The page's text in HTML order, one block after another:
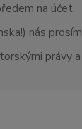
na účet.
nás